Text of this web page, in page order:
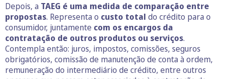
Depois, a TAEG é uma medida de comparação entre
propostas. Representa o custo total do crédito para o
consumidor, juntamente com os encargos da
contratação de outros produtos ou serviços.
Contempla então: juros, impostos, comissões, seguros
obrigatórios, comissão de manutenção de conta à ordem,
remuneração do intermediário de crédito, entre outros